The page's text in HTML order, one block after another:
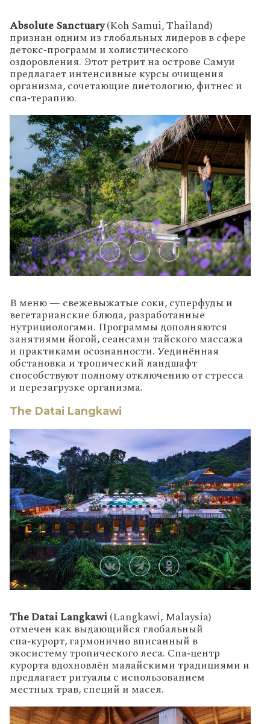
Absolute Sanctuary(Koh Samui, Thailand)
признан одним из глобальных лидеров в сфере
детокс‑программ и холистического
оздоровления. Этот ретрит на острове Самуи
предлагает интенсивные курсы очищения
организма, сочетающие диетологию, фитнес и
спа‑терапию.
В меню — свежевыжатые соки, суперфуды и
вегетарианские блюда, разработанные
нутрициологами. Программы дополняются
занятиями йогой, сеансами тайского массажа
и практиками осознанности. Уединённая
обстановка и тропический ландшафт
способствуют полному отключению от стресса
и перезагрузке организма.
The Datai Langkawi
The Datai Langkawi(Langkawi, Malaysia)
отмечен как выдающийся глобальный
спа‑курорт, гармонично вписанный в
экосистему тропического леса. Спа‑центр
курорта вдохновлён малайскими традициями и
предлагает ритуалы с использованием
местных трав, специй и масел.